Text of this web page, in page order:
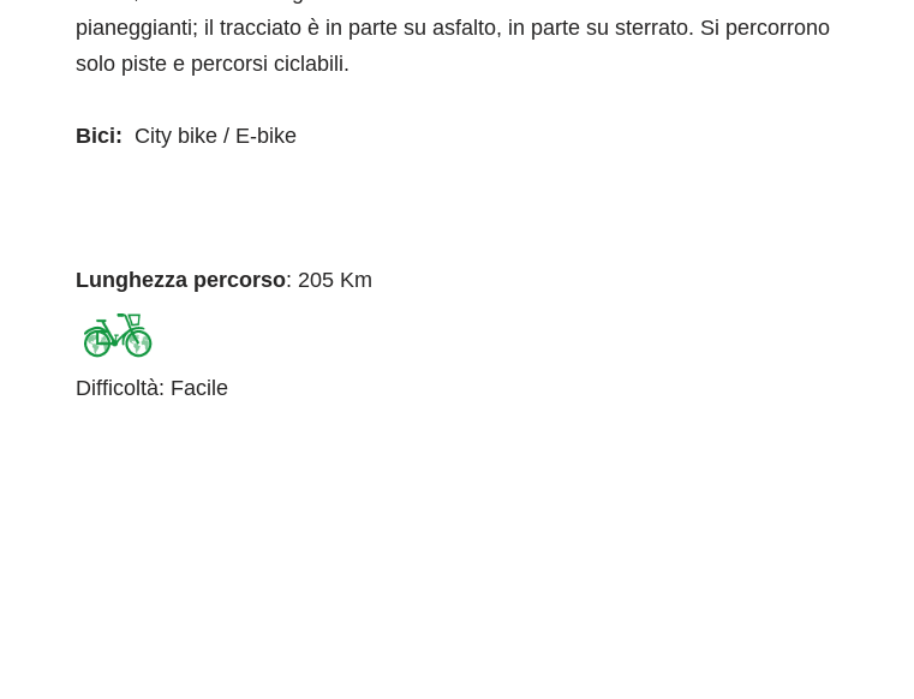
pianeggianti; il tracciato è in parte su asfalto, in parte su sterrato. Si percorrono
solo piste e percorsi ciclabili.
Bici: City bike / E-bike
Lunghezza percorso: 205 Km
Difficoltà: Facile